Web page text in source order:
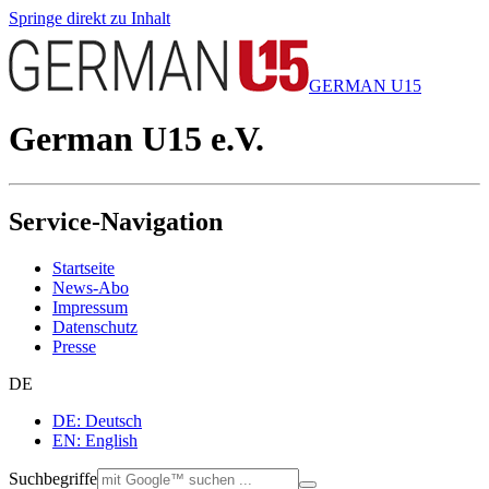
Springe direkt zu Inhalt
GERMAN U15
German U15 e.V.
Service-Navigation
Startseite
News-Abo
Impressum
Datenschutz
Presse
DE
DE: Deutsch
EN: English
Suchbegriffe